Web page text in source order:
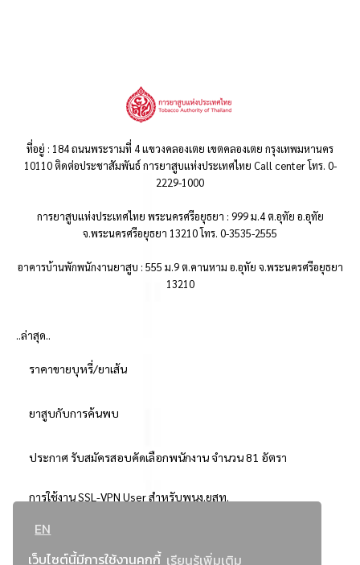
EN
เว็บไซต์นี้มีการใช้งานคุกกี้ เรียนรู้เพิ่มเติม
ที่อยู่ : 184 ถนนพระรามที่ 4 แขวงคลองเตย เขตคลองเตย กรุงเทพมหานคร
10110 ติดต่อประชาสัมพันธ์ การยาสูบแห่งประเทศไทย Call center โทร. 0-
2229-1000
การยาสูบแห่งประเทศไทย พระนครศรีอยุธยา : 999 ม.4 ต.อุทัย อ.อุทัย
จ.พระนครศรีอยุธยา 13210 โทร. 0-3535-2555
อาคารบ้านพักพนักงานยาสูบ : 555 ม.9 ต.คานหาม อ.อุทัย จ.พระนครศรีอยุธยา
13210
..ล่าสุด..
ราคาขายบุหรี่/ยาเส้น
ยาสูบกับการค้นพบ
ประกาศ รับสมัครสอบคัดเลือกพนักงาน จำนวน 81 อัตรา
การใช้งาน SSL-VPN User สำหรับพนง.ยสท.
..ยอดนิยม..